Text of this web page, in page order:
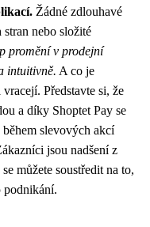
Žádné zdlouhavé
nebo složité
promění v prodejní
intuitivně. A co je
Představte si, že
a díky Shoptet Pay se
slevových akcí
jsou nadšení z
můžete soustředit na to,
podnikání.